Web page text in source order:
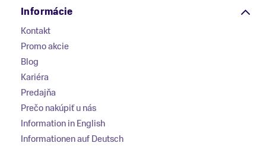
Informácie
Kontakt
Promo akcie
Blog
Kariéra
Predajňa
Prečo nakúpiť u nás
Information in English
Informationen auf Deutsch